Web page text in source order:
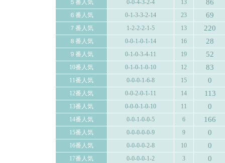
５番人気 0-0-4-3-2-4 13 86
６番人気 0-1-3-3-2-14 23 69
７番人気 1-2-2-2-1-5 13 220
８番人気 0-0-1-0-1-14 16 28
９番人気 0-1-0-3-4-11 19 52
10番人気 0-1-0-1-0-10 12 83
11番人気 0-0-0-1-6-8 15 0
12番人気 0-0-2-0-1-11 14 113
13番人気 0-0-0-1-0-10 11 0
14番人気 0-0-1-0-0-5 6 166
15番人気 0-0-0-0-0-9 9 0
16番人気 0-0-0-0-2-8 10 0
17番人気 0-0-0-0-1-2 3 0